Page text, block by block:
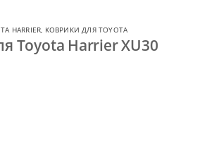
HARRIER, КОВРИКИ ДЛЯ TOYOTA
Toyota Harrier XU30